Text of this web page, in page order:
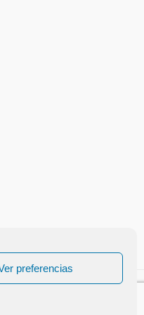
preferencias